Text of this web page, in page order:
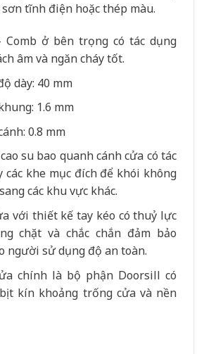
tĩnh điện hoặc thép màu.
Comb ở bên trọng có tác dụng
âm và ngăn cháy tốt.
dày: 40 mm
1.6 mm
0.8 mm
su bao quanh cánh cửa có tác
các khe mục đích để khói không
các khu vực khác.
với thiết kế tay kéo có thuỷ lực
chặt và chắc chắn đảm bảo
người sử dụng độ an toàn.
chính là bộ phận Doorsill có
kín khoảng trống cửa và nền